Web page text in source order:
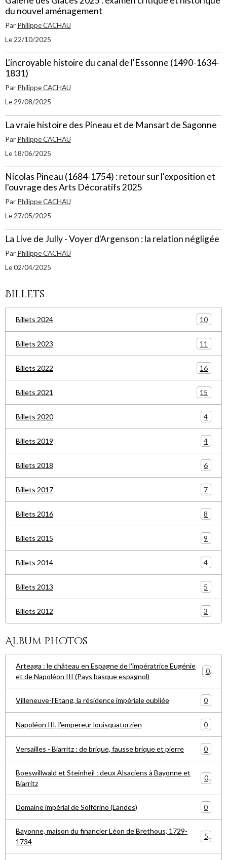
du nouvel aménagement
Par Philippe CACHAU
Le 22/10/2025
L'incroyable histoire du canal de l'Essonne (1490-1634-
1831)
Par Philippe CACHAU
Le 29/08/2025
La vraie histoire des Pineau et de Mansart de Sagonne
Par Philippe CACHAU
Le 18/06/2025
Nicolas Pineau (1684-1754) : retour sur l'exposition et
l'ouvrage des Arts Décoratifs 2025
Par Philippe CACHAU
Le 27/05/2025
La Live de Jully - Voyer d'Argenson : la relation négligée
Par Philippe CACHAU
Le 02/04/2025
Billets
Billets 2024 10
Billets 2023 11
Billets 2022 16
Billets 2021 15
Billets 2020 4
Billets 2019 4
Billets 2018 6
Billets 2017 7
Billets 2016 8
Billets 2015 9
Billets 2014 4
Billets 2013 5
Billets 2012 3
Album photos
Arteaga : le château en Espagne de l'impératrice Eugénie
et de Napoléon III (Pays basque espagnol)
0
Villeneuve-l'Etang, la résidence impériale oubliée 0
Napoléon III, l'empereur louisquatorzien 0
Versailles - Biarritz : de brique, fausse brique et pierre 0
Boeswillwald et Steinheil : deux Alsaciens à Bayonne et
Biarritz
0
Domaine impérial de Solférino (Landes) 0
Bayonne, maison du financier Léon de Brethous, 1729-
1734
5